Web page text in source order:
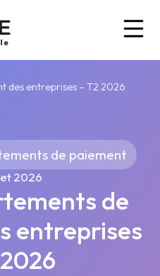
des entreprises – T2 2026
de paiement
2026
de
entreprises